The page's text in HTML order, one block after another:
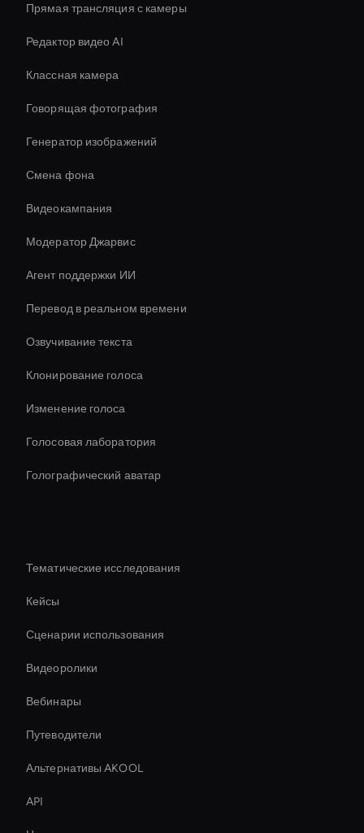
Прямая трансляция с камеры
Редактор видео AI
Классная камера
Говорящая фотография
Генератор изображений
Смена фона
Видеокампания
Модератор Джарвис
Агент поддержки ИИ
Перевод в реальном времени
Озвучивание текста
Клонирование голоса
Изменение голоса
Голосовая лаборатория
Голографический аватар
Тематические исследования
Кейсы
Сценарии использования
Видеоролики
Вебинары
Путеводители
Альтернативы AKOOL
API